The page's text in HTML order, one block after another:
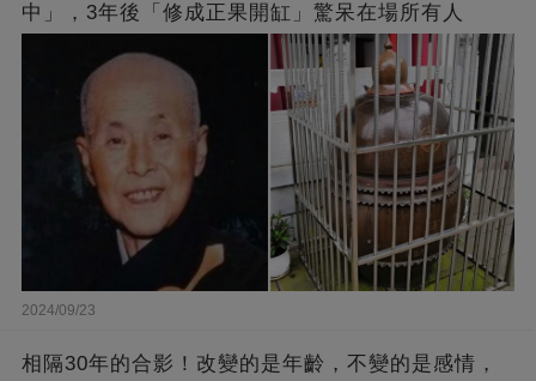
中」，3年後「修成正果開缸」驚呆在場所有人
2024/09/23
相隔30年的合影！改變的是年齡，不變的是感情，